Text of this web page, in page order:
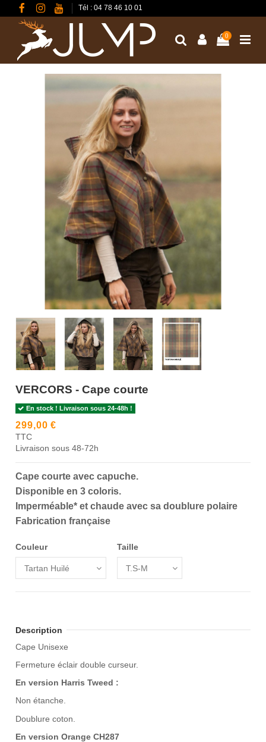
Tél : 04 78 46 10 01
0
VERCORS - Cape courte
En stock ! Livraison sous 24-48h !
299,00 €
TTC
Livraison sous 48-72h
Cape courte avec capuche.
Disponible en 3 coloris.
Imperméable* et chaude avec sa doublure polaire
Fabrication française
Couleur Taille
Description
Cape Unisexe
Fermeture éclair double curseur.
En version Harris Tweed :
Non étanche.
Doublure coton.
En version Orange CH287